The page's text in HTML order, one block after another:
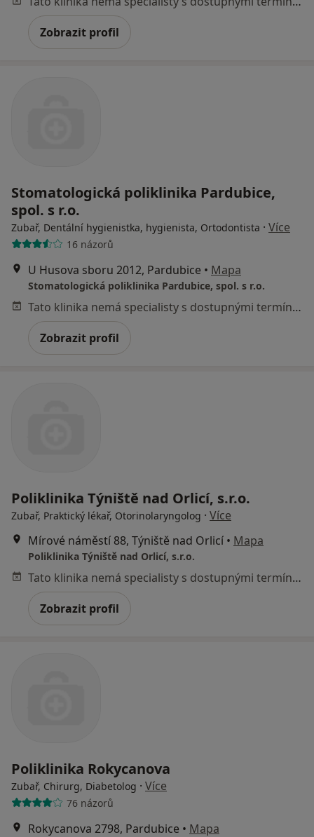
Zobrazit profil
Stomatologická poliklinika Pardubice,
spol. s r.o.
Zubař, Dentální hygienistka, hygienista, Ortodontista · Více
16 názorů
U Husova sboru 2012, Pardubice • Mapa
Stomatologická poliklinika Pardubice, spol. s r.o.
Tato klinika nemá specialisty s dostupnými termíny v online kalendáři
Zobrazit profil
Poliklinika Týniště nad Orlicí, s.r.o.
Zubař, Praktický lékař, Otorinolaryngolog · Více
Mírové náměstí 88, Týniště nad Orlicí • Mapa
Poliklinika Týniště nad Orlicí, s.r.o.
Tato klinika nemá specialisty s dostupnými termíny v online kalendáři
Zobrazit profil
Poliklinika Rokycanova
Zubař, Chirurg, Diabetolog · Více
76 názorů
Rokycanova 2798, Pardubice • Mapa